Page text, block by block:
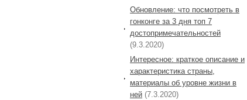
Обновление: что посмотреть в
гонконге за 3 дня топ 7
достопримечательностей
(9.3.2020)
Интересное: краткое описание и
характеристика страны,
материалы об уровне жизни в
ней (7.3.2020)